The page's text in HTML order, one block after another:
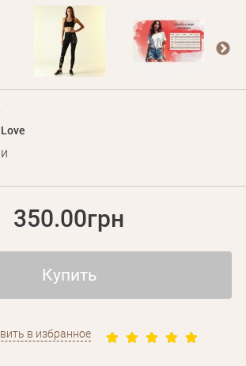
+380 (95) 095-00-05
350.00грн
Купить
в избранное